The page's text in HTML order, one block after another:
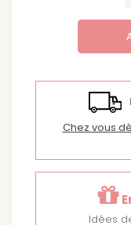
de
Chez vous
Idées